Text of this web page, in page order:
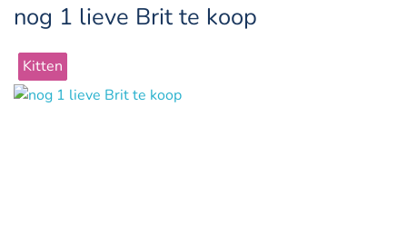
nog 1 lieve Brit te koop
Kitten